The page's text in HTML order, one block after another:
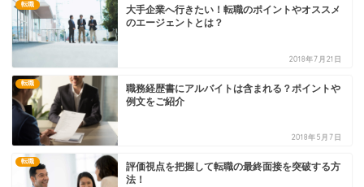
転職
大手企業へ行きたい！転職のポイントやオススメ
のエージェントとは？
2018年7月21日
転職
職務経歴書にアルバイトは含まれる？ポイントや
例文をご紹介
2018年5月7日
転職
評価視点を把握して転職の最終面接を突破する方
法！